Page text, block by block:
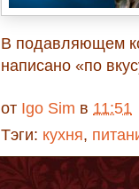
В подавляющем
написано «по
от Igo Sim в 11:51
Тэги: кухня,